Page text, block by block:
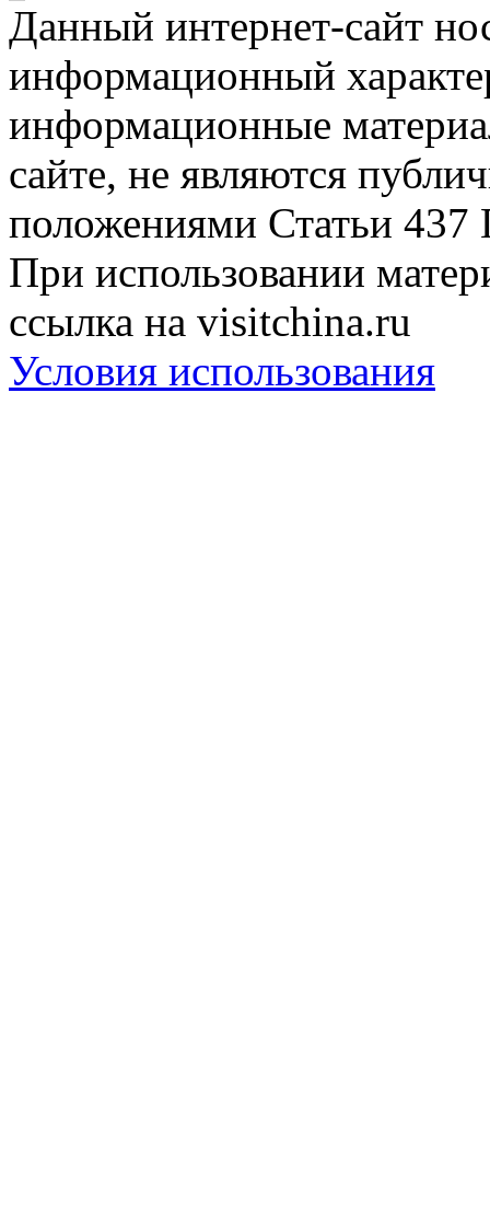
Данный интернет-сайт
информационный
информационные
сайте, не являются
положениями Статьи 437
При использовании
ссылка на visitchina.ru
Условия использования